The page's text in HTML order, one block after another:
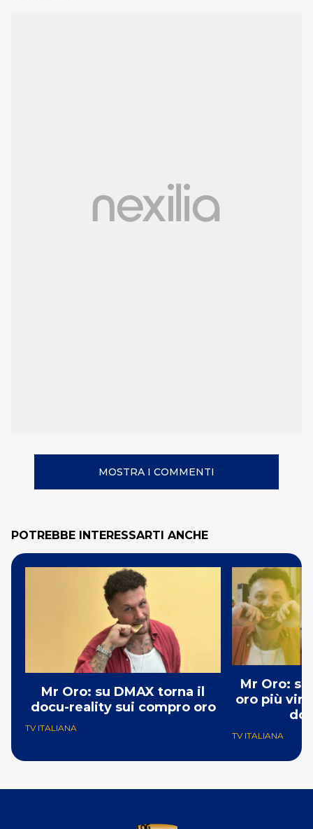
MOSTRA I COMMENTI
POTREBBE INTERESSARTI ANCHE
Mr Oro: su DMAX torna il
docu-reality sui compro oro
TV ITALIANA
Mr Oro:
oro più
TV ITALIANA